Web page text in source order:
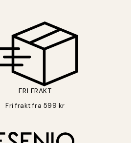
FRI FRAKT
Fri frakt fra 599 kr